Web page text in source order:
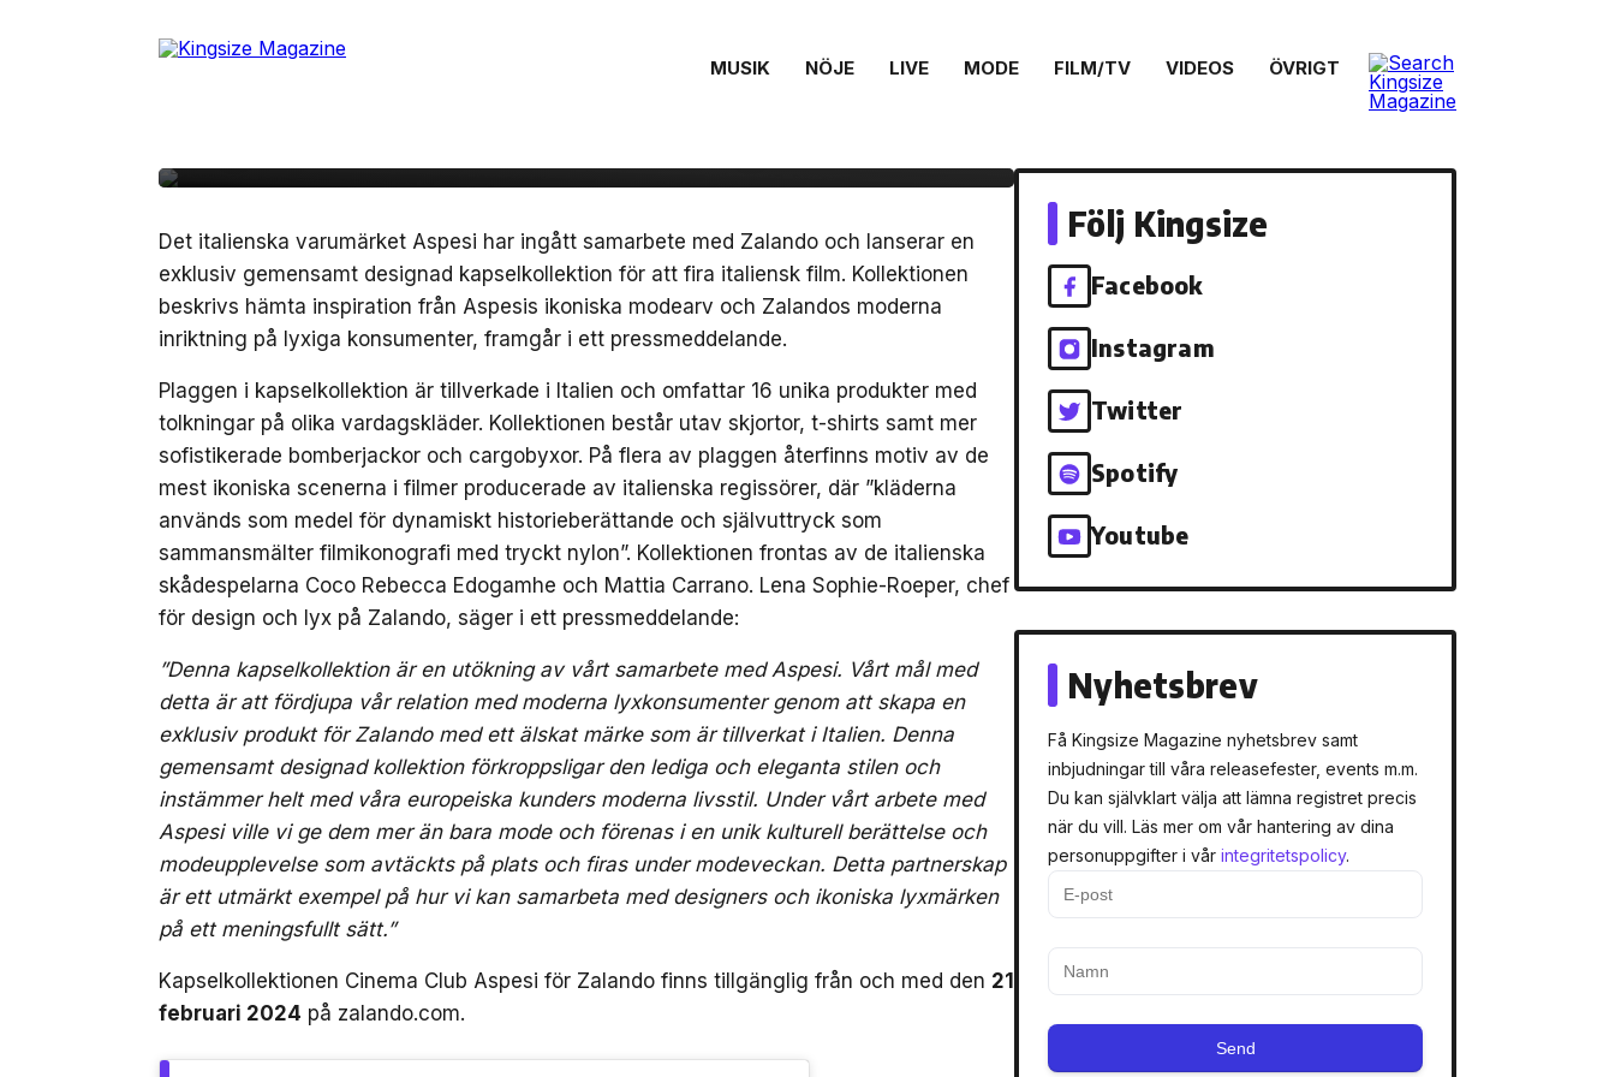
MUSIK NÖJE LIVE MODE FILM/TV VIDEOS ÖVRIGT
MODE 21 februari, 2024
Zalando lanserar samarbete för ny
Det italienska varumärket Aspesi har ingått samarbete med Zalando och lanserar en
exklusiv gemensamt designad kapselkollektion för att fira italiensk film. Kollektionen
beskrivs hämta inspiration från Aspesis ikoniska modearv och Zalandos moderna
inriktning på lyxiga konsumenter, framgår i ett pressmeddelande.
Plaggen i kapselkollektion är tillverkade i Italien och omfattar 16 unika produkter med
tolkningar på olika vardagskläder. Kollektionen består utav skjortor, t-shirts samt mer
sofistikerade bomberjackor och cargobyxor. På flera av plaggen återfinns motiv av de
mest ikoniska scenerna i filmer producerade av italienska regissörer, där ”kläderna
används som medel för dynamiskt historieberättande och självuttryck som
sammansmälter filmikonografi med tryckt nylon”. Kollektionen frontas av de italienska
skådespelarna Coco Rebecca Edogamhe och Mattia Carrano. Lena Sophie-Roeper, chef
för design och lyx på Zalando, säger i ett pressmeddelande:
”Denna kapselkollektion är en utökning av vårt samarbete med Aspesi. Vårt mål med
detta är att fördjupa vår relation med moderna lyxkonsumenter genom att skapa en
exklusiv produkt för Zalando med ett älskat märke som är tillverkat i Italien. Denna
gemensamt designad kollektion förkroppsligar den lediga och eleganta stilen och
instämmer helt med våra europeiska kunders moderna livsstil. Under vårt arbete med
Aspesi ville vi ge dem mer än bara mode och förenas i en unik kulturell berättelse och
modeupplevelse som avtäckts på plats och firas under modeveckan. Detta partnerskap
är ett utmärkt exempel på hur vi kan samarbeta med designers och ikoniska lyxmärken
på ett meningsfullt sätt.”
Kapselkollektionen Cinema Club Aspesi för Zalando finns tillgänglig från och med den 21
februari 2024 på zalando.com.
Följ Kingsize
Facebook
Instagram
Twitter
Spotify
Youtube
Nyhetsbrev
Få Kingsize Magazine nyhetsbrev samt
inbjudningar till våra releasefester, events m.m.
Du kan självklart välja att lämna registret precis
när du vill. Läs mer om vår hantering av dina
personuppgifter i vår integritetspolicy.
Send